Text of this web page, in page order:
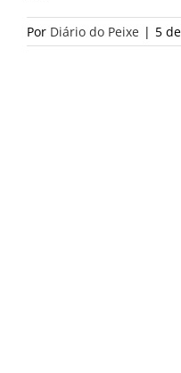
Por Diário do Peixe | 5